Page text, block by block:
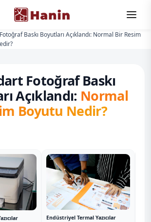
Baskı Boyutları Açıklandı: Normal Bir Resim
Fotoğraf Baskı
Açıklandı: Normal
Boyutu Nedir?
Endüstriyel Termal Yazıcılar